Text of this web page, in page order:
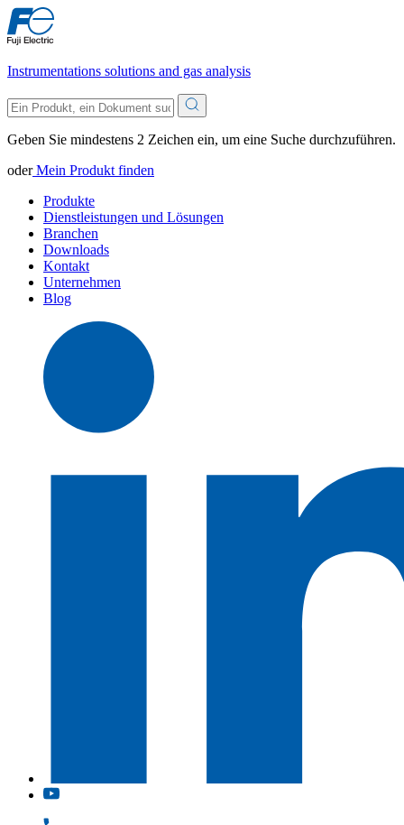
Instrumentations solutions and gas analysis
Geben Sie mindestens 2 Zeichen ein, um eine Suche durchzuführen.
oderMein Produkt finden
Produkte
Dienstleistungen und Lösungen
Branchen
Downloads
Kontakt
Unternehmen
Blog